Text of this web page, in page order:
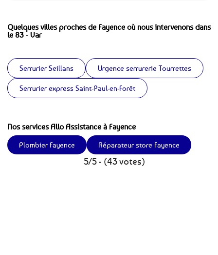
Quelques villes proches de Fayence où nous intervenons dans
le 83 - Var
Serrurier Seillans Urgence serrurerie Tourrettes
Serrurier express Saint-Paul-en-Forêt
Nos services Allo Assistance à Fayence
Plombier Fayence Réparateur store Fayence
5/5 - (43 votes)